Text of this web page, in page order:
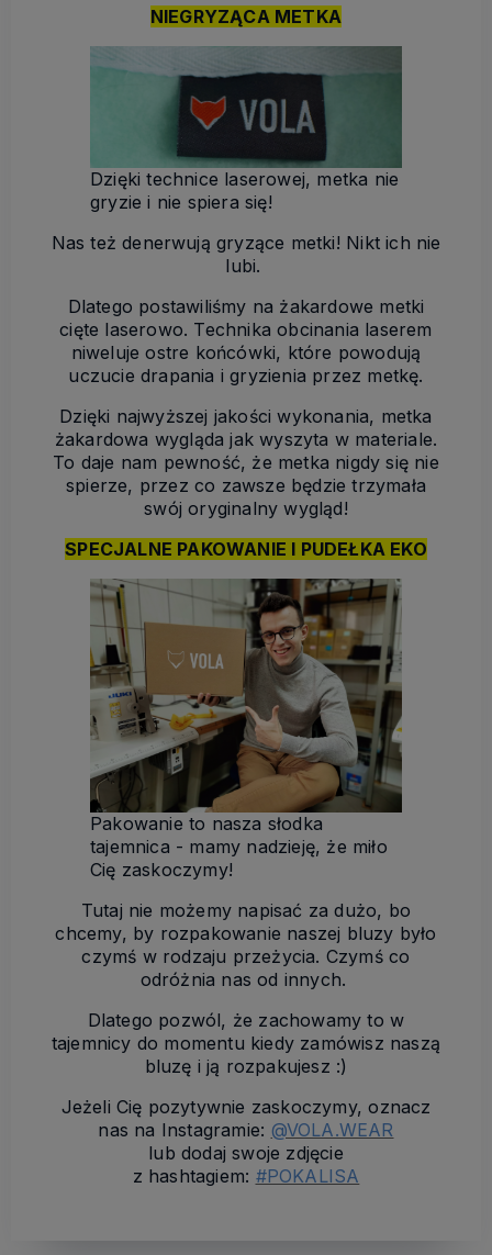
NIEGRYZĄCA METKA
Dzięki technice laserowej, metka nie
gryzie i nie spiera się!
Nas też denerwują gryzące metki! Nikt ich nie
lubi.
Dlatego postawiliśmy na żakardowe metki
cięte laserowo. Technika obcinania laserem
niweluje ostre końcówki, które powodują
uczucie drapania i gryzienia przez metkę.
Dzięki najwyższej jakości wykonania, metka
żakardowa wygląda jak wyszyta w materiale.
To daje nam pewność, że metka nigdy się nie
spierze, przez co zawsze będzie trzymała
swój oryginalny wygląd!
SPECJALNE PAKOWANIE I PUDEŁKA EKO
Pakowanie to nasza słodka
tajemnica - mamy nadzieję, że miło
Cię zaskoczymy!
Tutaj nie możemy napisać za dużo, bo
chcemy, by rozpakowanie naszej bluzy było
czymś w rodzaju przeżycia. Czymś co
odróżnia nas od innych.
Dlatego pozwól, że zachowamy to w
tajemnicy do momentu kiedy zamówisz naszą
bluzę i ją rozpakujesz :)
Jeżeli Cię pozytywnie zaskoczymy, oznacz
nas na Instagramie: @VOLA.WEAR
lub dodaj swoje zdjęcie
z hashtagiem: #POKALISA